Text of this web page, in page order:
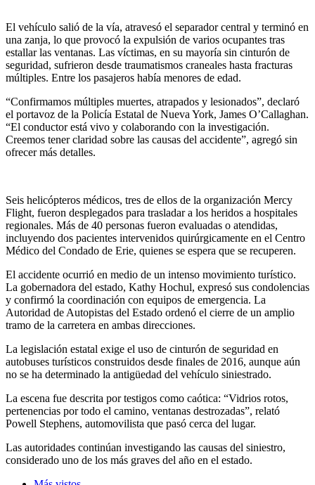
El vehículo salió de la vía, atravesó el separador central y terminó en
una zanja, lo que provocó la expulsión de varios ocupantes tras
estallar las ventanas. Las víctimas, en su mayoría sin cinturón de
seguridad, sufrieron desde traumatismos craneales hasta fracturas
múltiples. Entre los pasajeros había menores de edad.
“Confirmamos múltiples muertes, atrapados y lesionados”, declaró
el portavoz de la Policía Estatal de Nueva York, James O’Callaghan.
“El conductor está vivo y colaborando con la investigación.
Creemos tener claridad sobre las causas del accidente”, agregó sin
ofrecer más detalles.
Seis helicópteros médicos, tres de ellos de la organización Mercy
Flight, fueron desplegados para trasladar a los heridos a hospitales
regionales. Más de 40 personas fueron evaluadas o atendidas,
incluyendo dos pacientes intervenidos quirúrgicamente en el Centro
Médico del Condado de Erie, quienes se espera que se recuperen.
El accidente ocurrió en medio de un intenso movimiento turístico.
La gobernadora del estado, Kathy Hochul, expresó sus condolencias
y confirmó la coordinación con equipos de emergencia. La
Autoridad de Autopistas del Estado ordenó el cierre de un amplio
tramo de la carretera en ambas direcciones.
La legislación estatal exige el uso de cinturón de seguridad en
autobuses turísticos construidos desde finales de 2016, aunque aún
no se ha determinado la antigüedad del vehículo siniestrado.
La escena fue descrita por testigos como caótica: “Vidrios rotos,
pertenencias por todo el camino, ventanas destrozadas”, relató
Powell Stephens, automovilista que pasó cerca del lugar.
Las autoridades continúan investigando las causas del siniestro,
considerado uno de los más graves del año en el estado.